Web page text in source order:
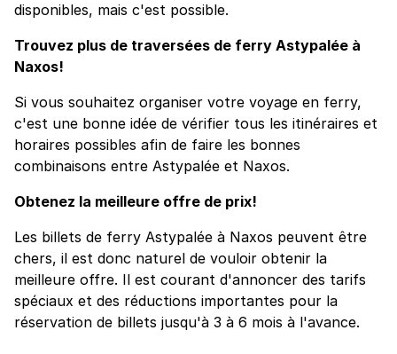
disponibles, mais c'est possible.
Trouvez plus de traversées de ferry Astypalée à
Naxos!
Si vous souhaitez organiser votre voyage en ferry,
c'est une bonne idée de vérifier tous les itinéraires et
horaires possibles afin de faire les bonnes
combinaisons entre Astypalée et Naxos.
Obtenez la meilleure offre de prix!
Les billets de ferry Astypalée à Naxos peuvent être
chers, il est donc naturel de vouloir obtenir la
meilleure offre. Il est courant d'annoncer des tarifs
spéciaux et des réductions importantes pour la
réservation de billets jusqu'à 3 à 6 mois à l'avance.